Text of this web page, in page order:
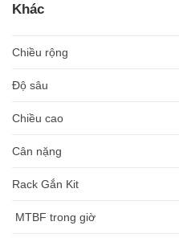
Khác
Chiều rộng
Độ sâu
Chiều cao
Cân nặng
Rack Gắn Kit
MTBF trong giờ